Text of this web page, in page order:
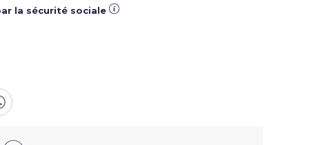
la sécurité sociale